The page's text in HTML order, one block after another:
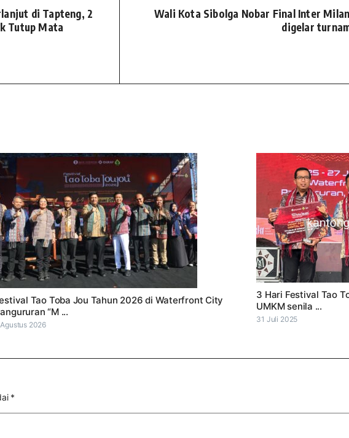
di Tapteng, 2
Tutup Mata
Wali Kota Sibolga Nobar Final Inter
digelar
Tao Toba Jou Tahun 2026 di Waterfront City
“M ...
2026
3 Hari Festival Tao
UMKM senila ...
31 Juli 2025
*